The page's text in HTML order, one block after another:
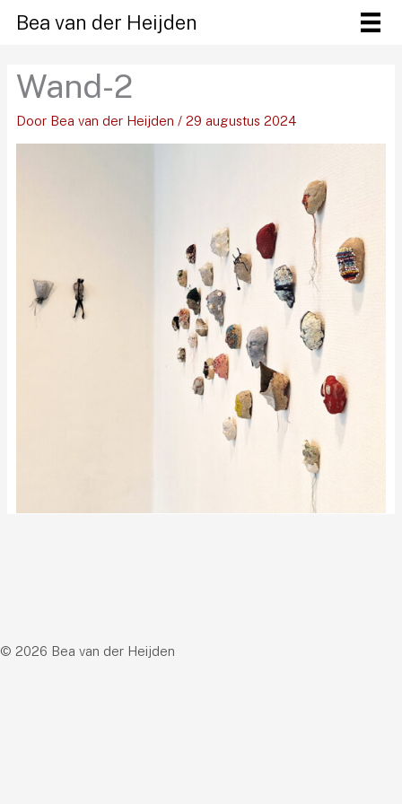
naar
inhoud
Bea van der Heijden
Wand-2
Door Bea van der Heijden / 29 augustus 2024
© 2026 Bea van der Heijden